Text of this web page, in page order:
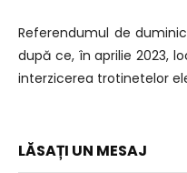
Referendumul de
după ce, în aprilie 2023,
interzicerea trotinetelor
LĂSAȚI UN MESAJ